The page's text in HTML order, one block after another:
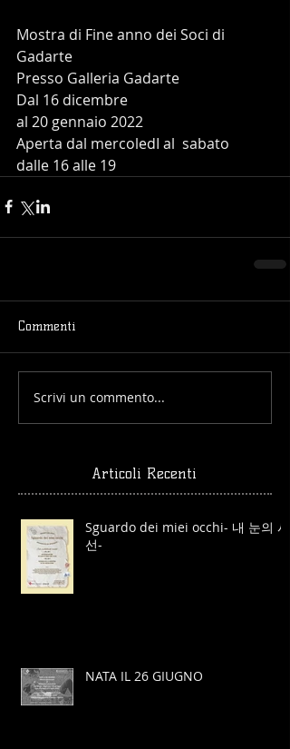
Mostra di Fine anno dei Soci di
Gadarte
Presso Galleria Gadarte
Dal 16 dicembre
al 20 gennaio 2022
Aperta dal mercoledI al  sabato
dalle 16 alle 19
Commenti
Scrivi un commento...
Articoli Recenti
Sguardo dei miei occhi- 내 눈의 시
선-
NATA IL 26 GIUGNO